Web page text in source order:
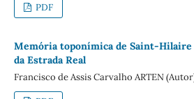
PDF
Memória toponímica de Saint-Hilaire
da Estrada Real
Francisco de Assis Carvalho ARTEN